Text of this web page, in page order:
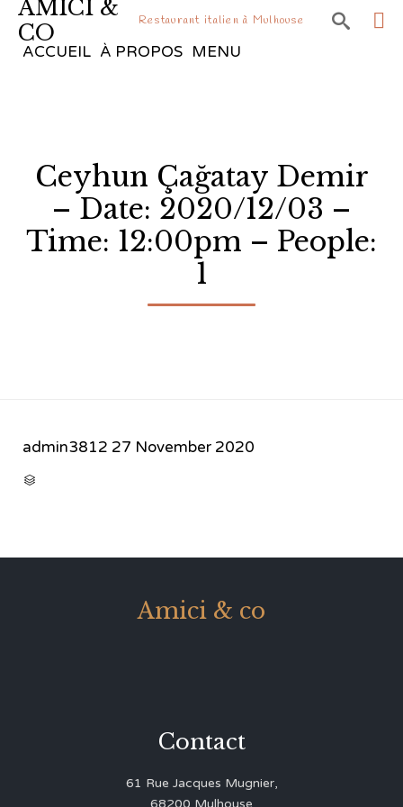
AMICI &
CO
Restaurant italien à Mulhouse 
ACCUEIL À PROPOS MENU
Ceyhun Çağatay Demir
– Date: 2020/12/03 –
Time: 12:00pm – People:
1
admin3812 27 November 2020

Amici & co
Contact
61 Rue Jacques Mugnier,